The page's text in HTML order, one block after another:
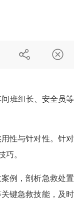
 
班组长、安全员等
性与针对性。针对
巧。
例，剖析急救处置
键急救技能，及时